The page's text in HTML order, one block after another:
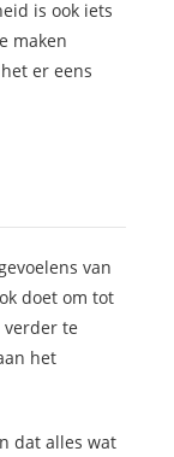
is ook iets
maken
er eens
van
doet om tot
verder te
het
dat alles wat